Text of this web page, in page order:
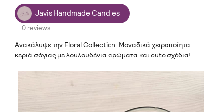
Javis Handmade Candles
0 reviews
Ανακάλυψε την Floral Collection: Μοναδικά χειροποίητα
κεριά σόγιας με λουλουδένια αρώματα και cute σχέδια!